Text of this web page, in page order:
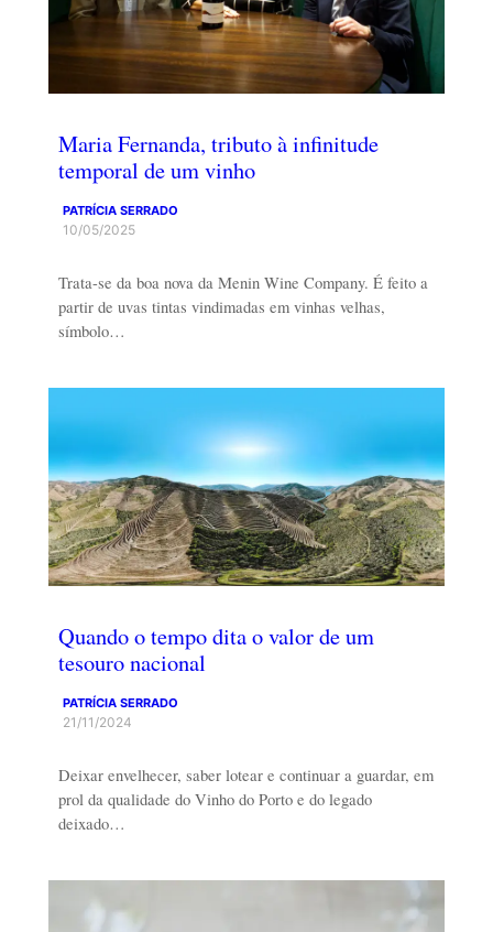
Maria Fernanda, tributo à infinitude
temporal de um vinho
PATRÍCIA SERRADO
10/05/2025
Trata-se da boa nova da Menin Wine Company. É feito a
partir de uvas tintas vindimadas em vinhas velhas,
símbolo…
Quando o tempo dita o valor de um
tesouro nacional
PATRÍCIA SERRADO
21/11/2024
Deixar envelhecer, saber lotear e continuar a guardar, em
prol da qualidade do Vinho do Porto e do legado
deixado…